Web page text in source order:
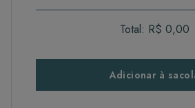
Total: R$ 0,00
Adicionar à